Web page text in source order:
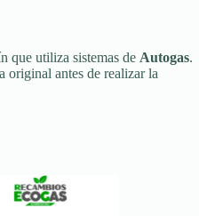
que utiliza sistemas de Autogas.
original antes de realizar la